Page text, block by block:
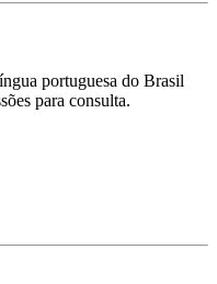
portuguesa do Brasil
para consulta.